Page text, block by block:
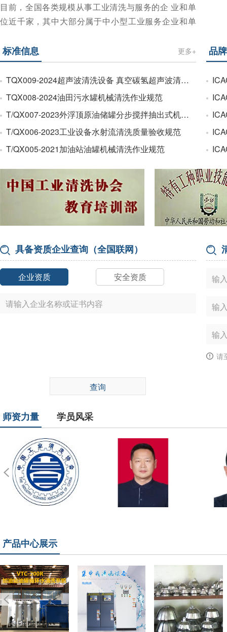
目前，全国各类规模从事工业清洗与服务的企 业和单
位近千家，其中大部分属于中小型工业服务企业和单
业从业人员素质参差不齐、装备能力和装备水平也差异
较大，部分清洗服务企业存在服务不规范、重关系轻质
量等现象；部分业主和建设单位由于没有...
标准信息 更多+
TQX009-2024超声波清洗设备 真空碳氢超声波清洗机
TQX008-2024油田污水罐机械清洗作业规范
T/QX007-2023外浮顶原油储罐分步搅拌抽出式机械清洗作业规范
T/QX006-2023工业设备水射流清洗质量验收规范
T/QX005-2021加油站油罐机械清洗作业规范
T/QX 004-2020工业清洗作业人员呼吸防护用品 选择、管理、使用和维护指南
GB38508-2020清洗剂挥发性有机化合物含量限值
GB38508-2020清洗剂挥发性有机化合物含量限值常见问题解答
品
具备资质企业查询（全国联网）
企业资质 安全资质
请
师资力量 学员风采
产品中心展示